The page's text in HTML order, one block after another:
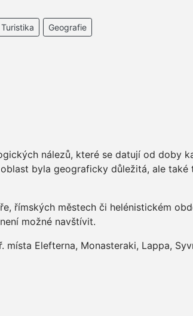
Turistika Geografie
nálezů, které se datují od doby
byla geograficky důležitá, ale
římských městech či helénistickém
možné navštívit.
Elefterna, Monasteraki, Lappa,